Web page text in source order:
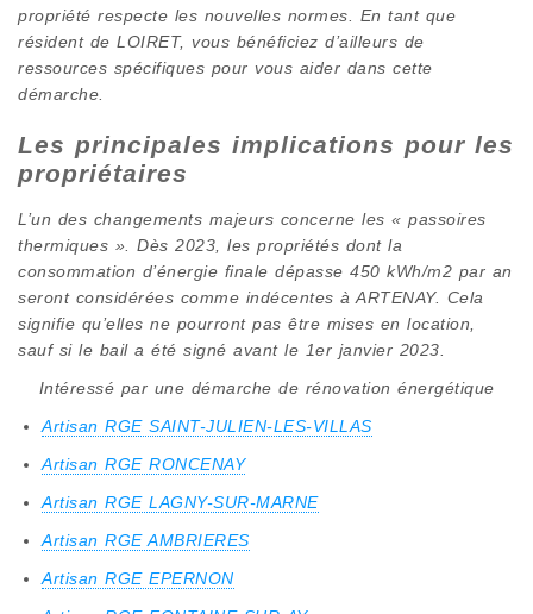
propriété respecte les nouvelles normes. En tant que
résident de LOIRET, vous bénéficiez d’ailleurs de
ressources spécifiques pour vous aider dans cette
démarche.
Les principales implications pour les
propriétaires
L’un des changements majeurs concerne les « passoires
thermiques ». Dès 2023, les propriétés dont la
consommation d’énergie finale dépasse 450 kWh/m2 par an
seront considérées comme indécentes à ARTENAY. Cela
signifie qu’elles ne pourront pas être mises en location,
sauf si le bail a été signé avant le 1er janvier 2023.
Intéressé par une démarche de rénovation énergétique
Artisan RGE SAINT-JULIEN-LES-VILLAS
Artisan RGE RONCENAY
Artisan RGE LAGNY-SUR-MARNE
Artisan RGE AMBRIERES
Artisan RGE EPERNON